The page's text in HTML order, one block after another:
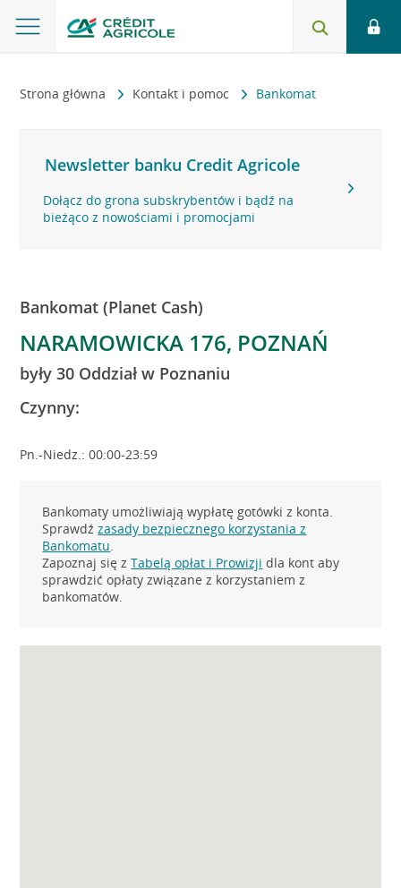
Strona główna Kontakt i pomoc Bankomat
Newsletter banku Credit Agricole
Dołącz do grona subskrybentów i bądź na
bieżąco z nowościami i promocjami
Bankomat (Planet Cash)
NARAMOWICKA 176, POZNAŃ
były 30 Oddział w Poznaniu
Czynny:
Pn.-Niedz.: 00:00-23:59
Bankomaty umożliwiają wypłatę gotówki z konta.
Sprawdźzasady bezpiecznego korzystania z
Bankomatu.
Zapoznaj się zTabelą opłat i Prowizji dla kont aby
sprawdzić opłaty związane z korzystaniem z
bankomatów.